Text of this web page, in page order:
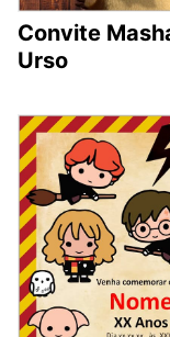
Convite
Urso